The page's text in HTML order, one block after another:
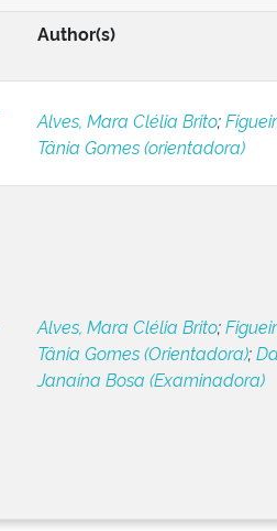
Author(s)
Alves, Mara Clélia Brito;
Tânia Gomes (orientadora)
Alves, Mara Clélia Brito;
Tânia Gomes (Orientadora);
Janaína Bosa (Examinadora)